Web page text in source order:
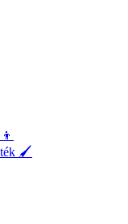
🖌️